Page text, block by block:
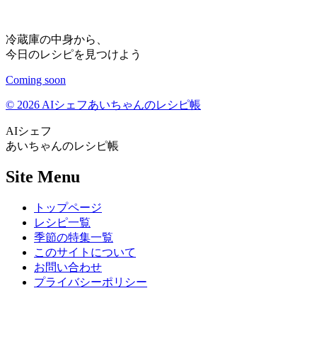
冷蔵庫の中身から、
今日のレシピを見つけよう
Coming soon
© 2026 AIシェフあいちゃんのレシピ帳
AIシェフ
あいちゃんのレシピ帳
Site Menu
トップページ
レシピ一覧
季節の特集一覧
このサイトについて
お問い合わせ
プライバシーポリシー